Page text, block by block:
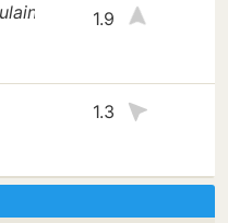
1.9
1.3